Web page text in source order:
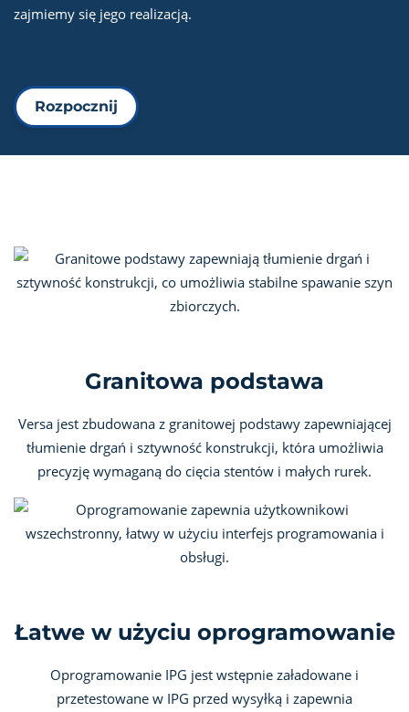
zajmiemy się jego realizacją.
Rozpocznij
Granitowa podstawa
Versa jest zbudowana z granitowej podstawy zapewniającej
tłumienie drgań i sztywność konstrukcji, która umożliwia
precyzję wymaganą do cięcia stentów i małych rurek.
Łatwe w użyciu oprogramowanie
Oprogramowanie IPG jest wstępnie załadowane i
przetestowane w IPG przed wysyłką i zapewnia